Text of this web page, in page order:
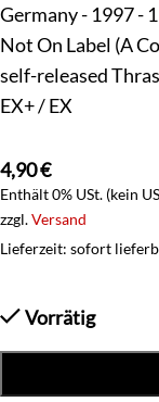
Germany - 1997 -
Not On Label (A
self-released
EX+ / EX
4,90€
Enthält 0% USt. (kein
zzgl.Versand
Lieferzeit: sofort
Vorrätig